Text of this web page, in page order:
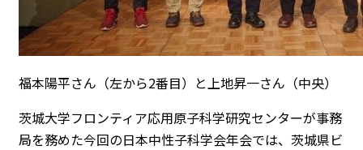
福本陽平さん（左から2番目）と上地昇一さん（中央）
茨城大学フロンティア応用原子科学研究センターが事務
局を務めた今回の日本中性子科学会年会では、茨城県ビ